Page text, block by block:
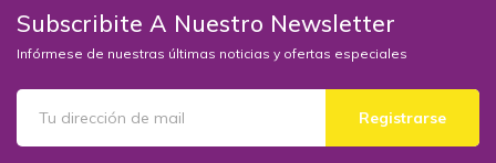
Subscribite A Nuestro Newsletter
Infórmese de nuestras últimas noticias y ofertas especiales
Registrarse